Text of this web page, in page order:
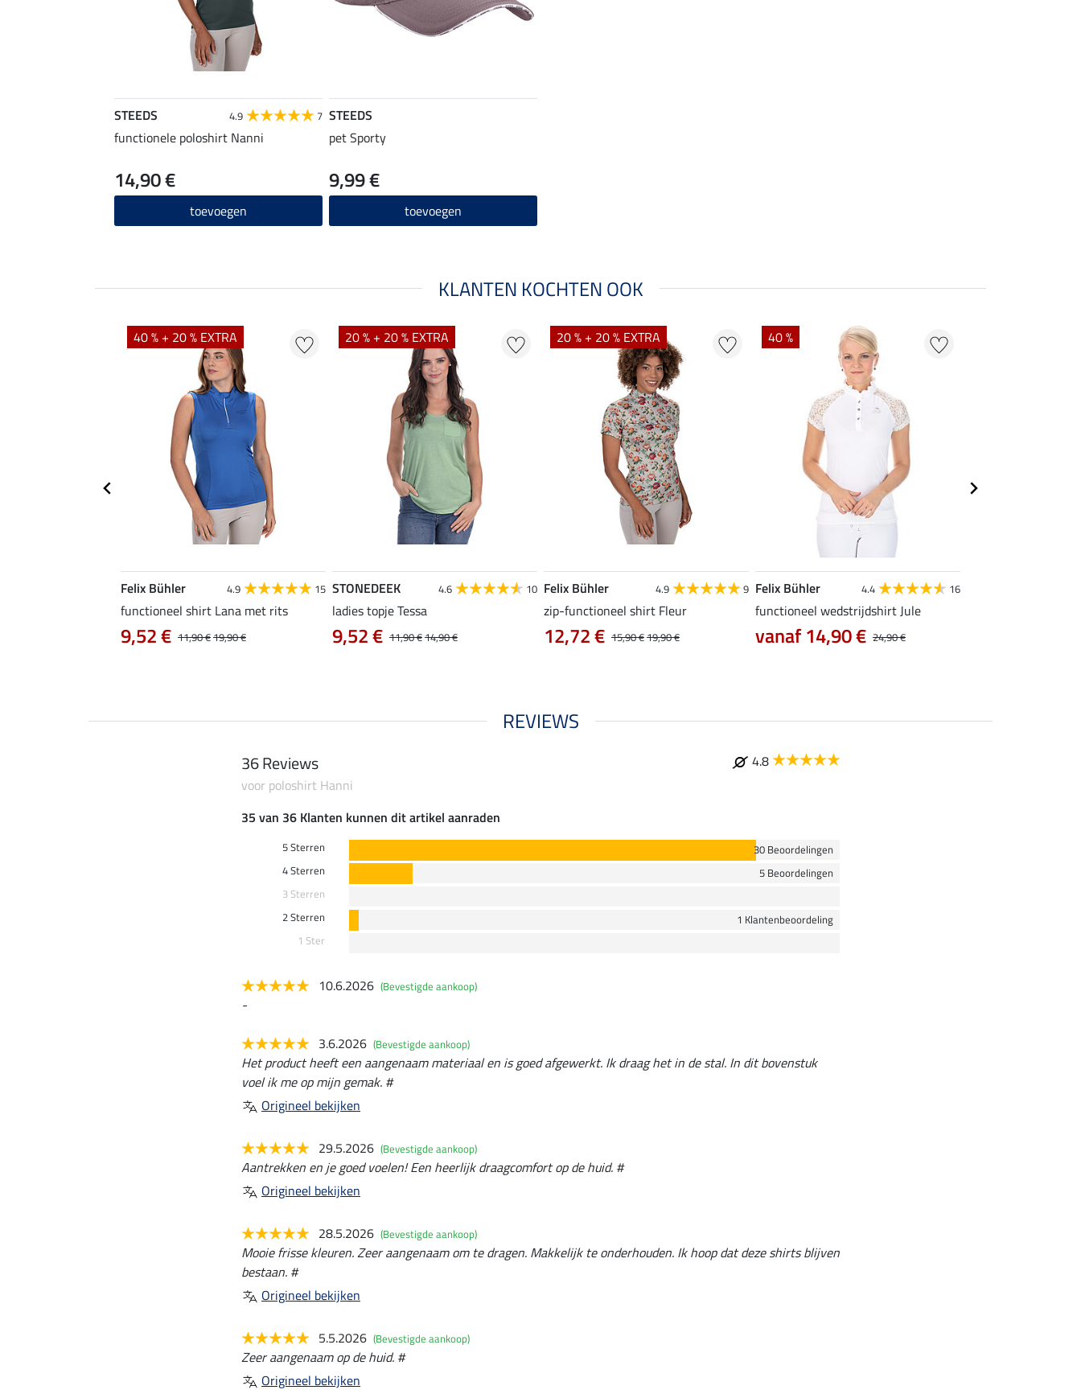
STEEDS 4.9 7
functionele poloshirt Nanni
14,90 €
toevoegen
STEEDS
pet Sporty
9,99 €
toevoegen
KLANTEN KOCHTEN OOK
40 % + 20 % EXTRA
Felix Bühler 4.9 15
functioneel shirt Lana met rits
11,90 €19,90 €
9,52 €
20 % + 20 % EXTRA
STONEDEEK 4.6 10
ladies topje Tessa
11,90 €14,90 €
9,52 €
20 % + 20 % EXTRA
Felix Bühler 4.9 9
zip-functioneel shirt Fleur
15,90 €19,90 €
12,72 €
40 %
Felix Bühler 4.4 16
functioneel wedstrijdshirt Jule
24,90 €
vanaf 14,90 €
REVIEWS
36 Reviews
4.8
voor poloshirt Hanni
35 van 36 Klanten kunnen dit artikel aanraden
5 Sterren
30 Beoordelingen
4 Sterren
5 Beoordelingen
3 Sterren
2 Sterren
1 Klantenbeoordeling
1 Ster
10.6.2026 (Bevestigde aankoop)
-
3.6.2026 (Bevestigde aankoop)
Het product heeft een aangenaam materiaal en is goed afgewerkt. Ik draag het in de stal. In dit bovenstuk
voel ik me op mijn gemak. #
Origineel bekijken
29.5.2026 (Bevestigde aankoop)
Aantrekken en je goed voelen! Een heerlijk draagcomfort op de huid. #
Origineel bekijken
28.5.2026 (Bevestigde aankoop)
Mooie frisse kleuren. Zeer aangenaam om te dragen. Makkelijk te onderhouden. Ik hoop dat deze shirts blijven
bestaan. #
Origineel bekijken
5.5.2026 (Bevestigde aankoop)
Zeer aangenaam op de huid. #
Origineel bekijken